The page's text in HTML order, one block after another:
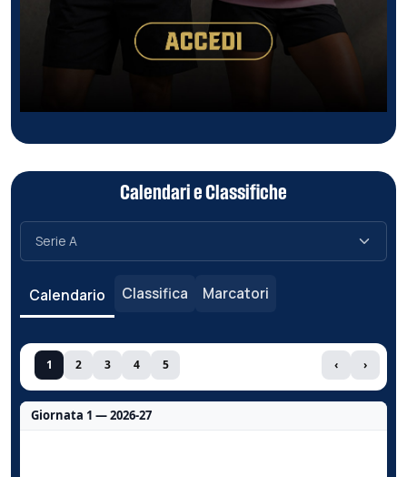
Calendari e Classifiche
Calendario Classifica Marcatori
1 2 3 4 5 ‹ ›
Giornata 1 — 2026-27